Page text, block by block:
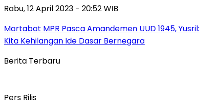
Rabu, 12 April 2023 - 20:52 WIB
Martabat MPR Pasca Amandemen UUD 1945, Yusril:
Kita Kehilangan Ide Dasar Bernegara
Berita Terbaru
Pers Rilis